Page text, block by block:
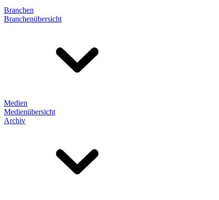
Branchen
Branchenübersicht
Medien
Medienübersicht
Archiv